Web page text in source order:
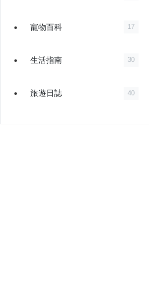
寵物百科 17
生活指南 30
旅遊日誌 40